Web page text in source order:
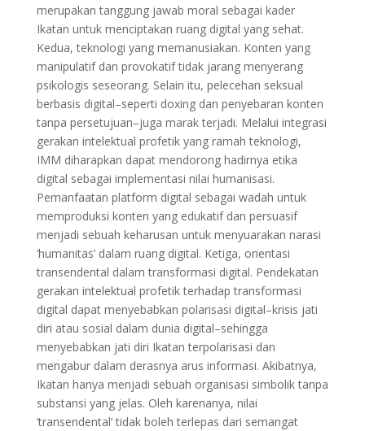
merupakan tanggung jawab moral sebagai kader
Ikatan untuk menciptakan ruang digital yang sehat.
Kedua, teknologi yang memanusiakan. Konten yang
manipulatif dan provokatif tidak jarang menyerang
psikologis seseorang. Selain itu, pelecehan seksual
berbasis digital–seperti doxing dan penyebaran konten
tanpa persetujuan–juga marak terjadi. Melalui integrasi
gerakan intelektual profetik yang ramah teknologi,
IMM diharapkan dapat mendorong hadirnya etika
digital sebagai implementasi nilai humanisasi.
Pemanfaatan platform digital sebagai wadah untuk
memproduksi konten yang edukatif dan persuasif
menjadi sebuah keharusan untuk menyuarakan narasi
‘humanitas’ dalam ruang digital. Ketiga, orientasi
transendental dalam transformasi digital. Pendekatan
gerakan intelektual profetik terhadap transformasi
digital dapat menyebabkan polarisasi digital–krisis jati
diri atau sosial dalam dunia digital–sehingga
menyebabkan jati diri Ikatan terpolarisasi dan
mengabur dalam derasnya arus informasi. Akibatnya,
Ikatan hanya menjadi sebuah organisasi simbolik tanpa
substansi yang jelas. Oleh karenanya, nilai
‘transendental’ tidak boleh terlepas dari semangat